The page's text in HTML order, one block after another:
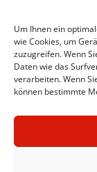
Um Ihnen ein
wie Cookies, um
zuzugreifen. Wenn
Daten wie das
verarbeiten. Wenn
können bestimmte
Kontakt Zürich
Bewerbung
Stellenmeldung